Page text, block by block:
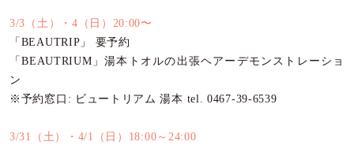
3/3（土）・4（日）20:00〜
「BEAUTRIP」 要予約
「BEAUTRIUM」湯本トオルの出張ヘアーデモンストレーショ
ン
※予約窓口: ビュートリアム 湯本 tel. 0467-39-6539
3/31（土）・4/1（日）18:00～24:00